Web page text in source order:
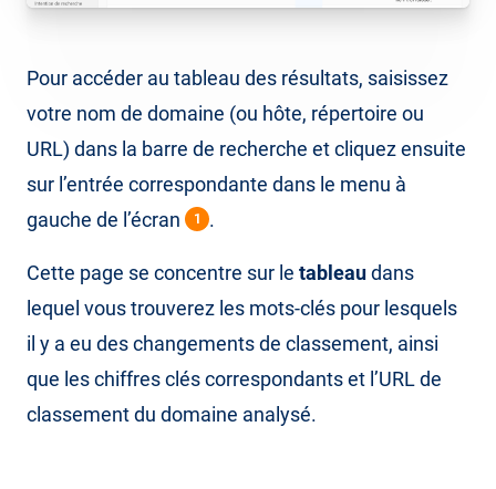
Pour accéder au tableau des résultats, saisissez
votre nom de domaine (ou hôte, répertoire ou
URL) dans la barre de recherche et cliquez ensuite
sur l’entrée correspondante dans le menu à
gauche de l’écran
1 .
Cette page se concentre sur le tableaudans
lequel vous trouverez les mots-clés pour lesquels
il y a eu des changements de classement, ainsi
que les chiffres clés correspondants et l’URL de
classement du domaine analysé.